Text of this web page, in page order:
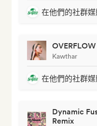
在他們的社群
OVERFLOW
Kawthar
在他們的社群
Dynamic
Remix